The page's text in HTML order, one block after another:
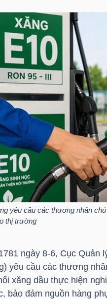
yêu cầu các thương nhân
thị trường
ngày 8-6, Cục
yêu cầu các thương
xăng dầu thực hiện
bảo đảm nguồn hàng